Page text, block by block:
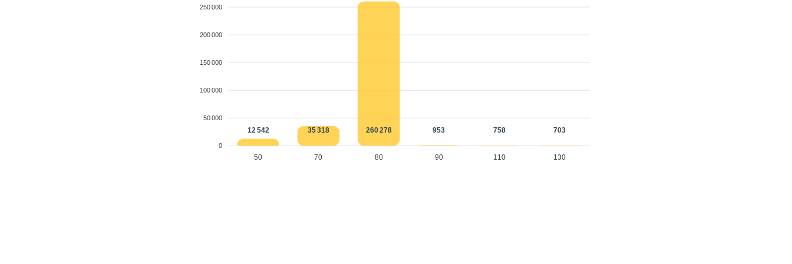
250 000
200 000
150 000
100 000
50 000
0
12 542 35 318 260 278 953 758 703
50 70 80 90 110 130